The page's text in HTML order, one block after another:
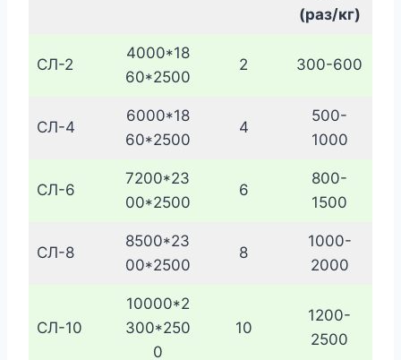
(раз/кг)
СЛ-2
4000*18
60*2500
2 300-600
СЛ-4
6000*18
60*2500
4
500-
1000
СЛ-6
7200*23
00*2500
6
800-
1500
СЛ-8
8500*23
00*2500
8
1000-
2000
СЛ-10
10000*2
300*250
0
10
1200-
2500